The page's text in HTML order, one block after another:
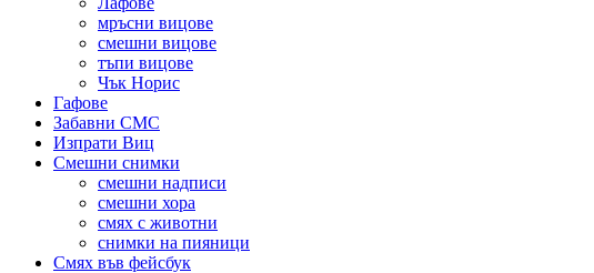
мръсни вицове
смешни вицове
тъпи вицове
Чък Норис
Гафове
Забавни СМС
Изпрати Виц
Смешни снимки
смешни надписи
смешни хора
смях с животни
снимки на пияници
Смях във фейсбук